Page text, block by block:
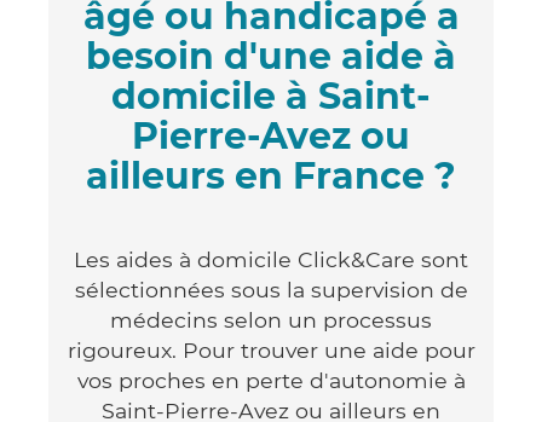
âgé ou handicapé a
besoin d'une aide à
domicile à Saint-
Pierre-Avez ou
ailleurs en France ?
Les aides à domicile Click&Care sont
sélectionnées sous la supervision de
médecins selon un processus
rigoureux. Pour trouver une aide pour
vos proches en perte d'autonomie à
Saint-Pierre-Avez ou ailleurs en